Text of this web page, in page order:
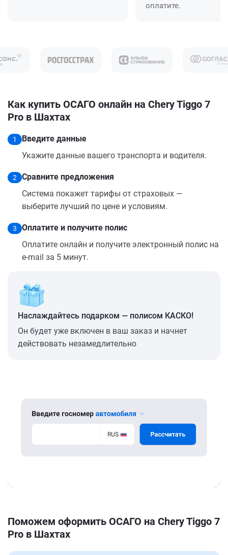
оплатите.
Как купить ОСАГО онлайн на Chery Tiggo 7
Pro в Шахтах
1
Введите данные
Укажите данные вашего транспорта и водителя.
2
Сравните предложения
Система покажет тарифы от страховых —
выберите лучший по цене и условиям.
3
Оплатите и получите полис
Оплатите онлайн и получите электронный полис на
e-mail за 5 минут.
Наслаждайтесь подарком — полисом КАСКО!
Он будет уже включен в ваш заказ и начнет
действовать незамедлительно
Поможем оформить ОСАГО на Chery Tiggo 7
Pro в Шахтах